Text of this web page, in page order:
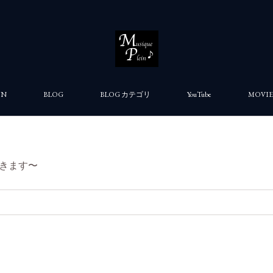
BLOG BLOG カテゴリ YouTube
ます〜